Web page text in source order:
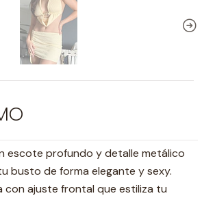
escote profundo y detalle metálico
busto de forma elegante y sexy.
con ajuste frontal que estiliza tu